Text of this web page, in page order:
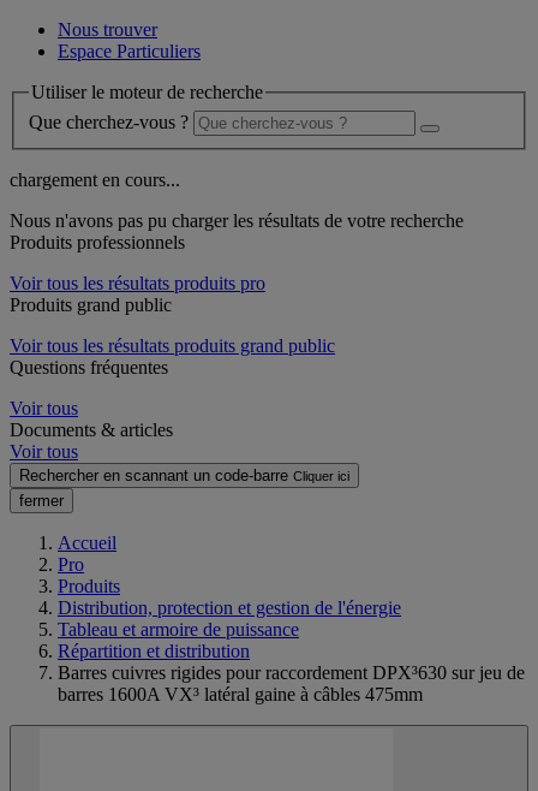
Nous trouver
Espace Particuliers
Utiliser le moteur de recherche
Que cherchez-vous ?
chargement en cours...
Nous n'avons pas pu charger les résultats de votre recherche
Produits professionnels
Voir tous les résultats produits pro
Produits grand public
Voir tous les résultats produits grand public
Questions fréquentes
Voir tous
Documents & articles
Voir tous
Rechercher en scannant un code-barre Cliquer ici
fermer
Accueil
Pro
Produits
Distribution, protection et gestion de l'énergie
Tableau et armoire de puissance
Répartition et distribution
Barres cuivres rigides pour raccordement DPX³630 sur jeu de
barres 1600A VX³ latéral gaine à câbles 475mm